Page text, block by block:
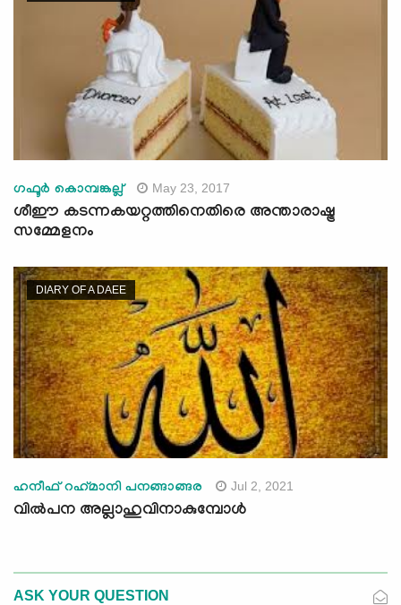
ഗഫൂര്‍ കൊമ്പങ്കല്ല്‌ May 23, 2017
ശീഈ കടന്നകയറ്റത്തിനെതിരെ അന്താരാഷ്ട്ര
സമ്മേളനം
DIARY OF A DAEE
ഹനീഫ് റഹ്‌മാനി പനങ്ങാങ്ങര Jul 2, 2021
വിൽപന അല്ലാഹുവിനാകുമ്പോൾ
ASK YOUR QUESTION